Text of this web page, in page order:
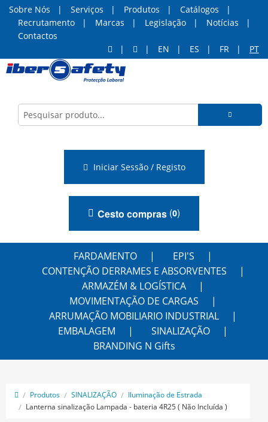
Sobre Nós Serviços Produtos
Catálogos
Recrutamento
Marcas Legislação
Notícias
Contactos
EN
ES FR PT
Iniciar Sessão / Registo
Cesto compras (0)
FARDAMENTO
EPI'S
CONTENÇÃO DERRAMES E ABSORVENTES
ARMAZÉM & LOGÍSTICA
MOVIMENTAÇÃO DE CARGAS
ARRUMAÇÃO MOBILIARIO INDUSTRIAL
EMBALAGEM
SINALIZAÇÃO
BRANDING N Gifts
Produtos SINALIZAÇÃO
Iluminação de Estrada
Lanterna sinalização Lampada - bateria 4R25 ( Não Incluída )